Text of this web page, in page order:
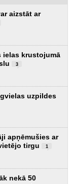
aizstāt ar
ielas krustojumā
3
uzpildes
apņēmušies ar
tirgu
1
nekā 50